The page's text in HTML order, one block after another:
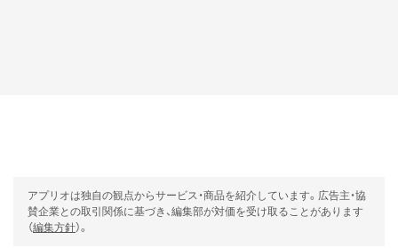
アプリオは独自の観点からサービス・商品を紹介しています。広告主・協
賛企業との取引関係に基づき、編集部が対価を受け取ることがあります
（編集方針）。